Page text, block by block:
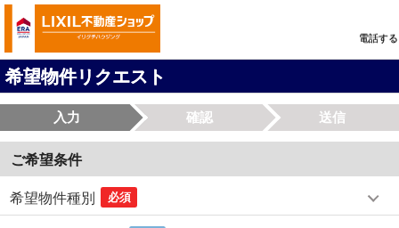
電話する
希望物件リクエスト
入力 確認 送信
ご希望条件
希望物件種別 必須